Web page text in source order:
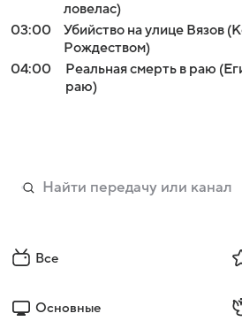
ловелас)
03:00
Убийство на улице Вязов
Рождеством)
04:00
Реальная смерть в раю
раю)
Все
Основные